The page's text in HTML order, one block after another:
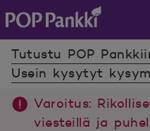
POP Pankki,
Tutustu POP
Usein kysytyt
Varoitus:
viesteillä ja